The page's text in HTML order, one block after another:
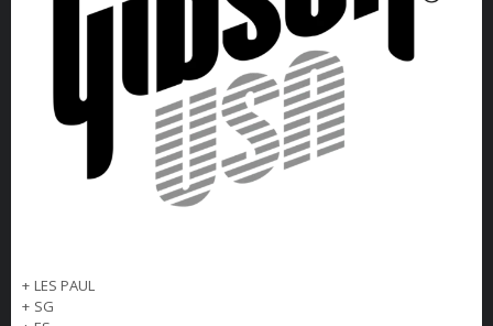
OS
KONTAKT
+ LES PAUL
+ SG